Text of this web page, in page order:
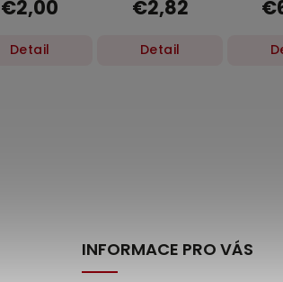
€2,00
Detail
€2,82
Detail
ml
INFORMACE PRO VÁS